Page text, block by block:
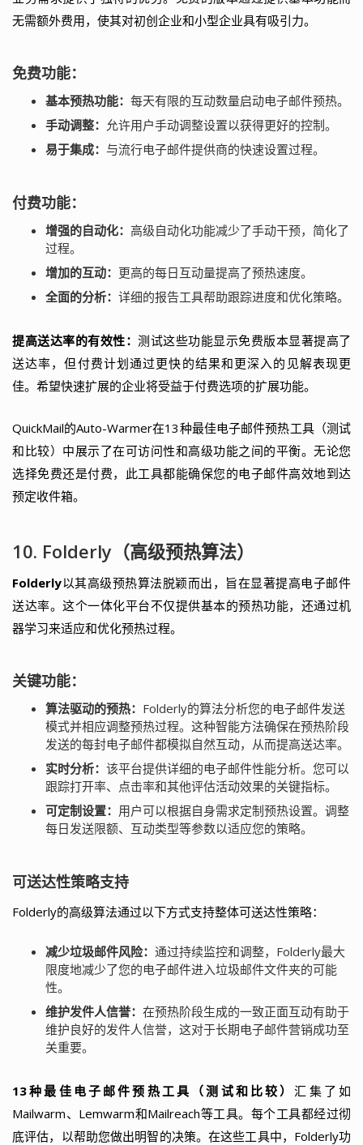
无需额外费用，使其对初创企业和小型企业具有吸引力。
免费功能：
基本预热功能： 每天有限的互动数量启动电子邮件预热。
手动调整： 允许用户手动调整设置以获得更好的控制。
易于集成： 与流行电子邮件提供商的快速设置过程。
付费功能：
增强的自动化： 高级自动化功能减少了手动干预，简化了
过程。
增加的互动： 更高的每日互动量提高了预热速度。
全面的分析： 详细的报告工具帮助跟踪进度和优化策略。
提高送达率的有效性： 测试这些功能显示免费版本显著提高了
送达率，但付费计划通过更快的结果和更深入的见解表现更
佳。希望快速扩展的企业将受益于付费选项的扩展功能。
QuickMail的Auto-Warmer在13种最佳电子邮件预热工具（测试
和比较）中展示了在可访问性和高级功能之间的平衡。无论您
选择免费还是付费，此工具都能确保您的电子邮件高效地到达
预定收件箱。
10. Folderly（高级预热算法）
Folderly以其高级预热算法脱颖而出，旨在显著提高电子邮件
送达率。这个一体化平台不仅提供基本的预热功能，还通过机
器学习来适应和优化预热过程。
关键功能：
算法驱动的预热： Folderly的算法分析您的电子邮件发送
模式并相应调整预热过程。这种智能方法确保在预热阶段
发送的每封电子邮件都模拟自然互动，从而提高送达率。
实时分析： 该平台提供详细的电子邮件性能分析。您可以
跟踪打开率、点击率和其他评估活动效果的关键指标。
可定制设置： 用户可以根据自身需求定制预热设置。调整
每日发送限额、互动类型等参数以适应您的策略。
可送达性策略支持
Folderly的高级算法通过以下方式支持整体可送达性策略：
减少垃圾邮件风险： 通过持续监控和调整，Folderly最大
限度地减少了您的电子邮件进入垃圾邮件文件夹的可能
性。
维护发件人信誉： 在预热阶段生成的一致正面互动有助于
维护良好的发件人信誉，这对于长期电子邮件营销成功至
关重要。
13种最佳电子邮件预热工具（测试和比较）汇集了如
Mailwarm、Lemwarm和Mailreach等工具。每个工具都经过彻
底评估，以帮助您做出明智的决策。在这些工具中，Folderly功